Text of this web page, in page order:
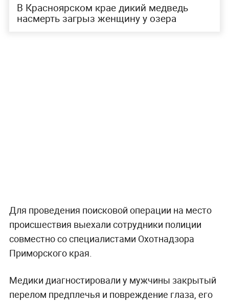
В Красноярском крае дикий медведь
насмерть загрыз женщину у озера
Для проведения поисковой операции на место
происшествия выехали сотрудники полиции
совместно со специалистами Охотнадзора
Приморского края.
Медики диагностировали у мужчины закрытый
перелом предплечья и повреждение глаза, его